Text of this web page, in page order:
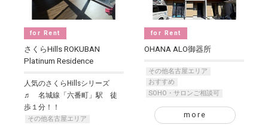
for Rent
さくらHills ROKUBAN
Platinum Residence
人気のさくらHillsシリーズ
♬ 名城線「六番町」駅 徒
歩１分！！
その他名古屋エリア
for Rent
OHANA ALO御器所
その他名古屋エリア
おすすめ
SOHO・サロンご相談可
more